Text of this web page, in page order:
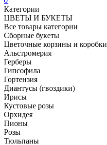
Категории
ЦВЕТЫ И БУКЕТЫ
Все товары категории
Сборные букеты
Цветочные корзины и коробки
Альстромерия
Герберы
Гипсофила
Гортензия​
Диантусы (гвоздики)
Ирисы
Кустовые розы
Орхидея
Пионы
Розы
Тюльпаны